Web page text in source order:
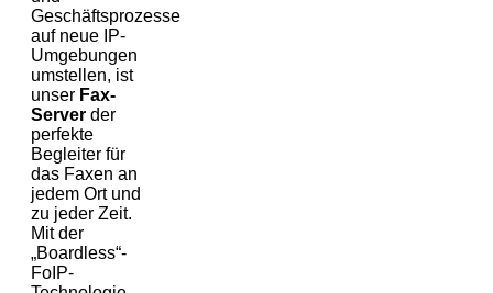
Geschäftsprozesse
auf neue IP-
Umgebungen
umstellen, ist
unser Fax-
Server der
perfekte
Begleiter für
das Faxen an
jedem Ort und
zu jeder Zeit.
Mit der
„Boardless“-
FoIP-